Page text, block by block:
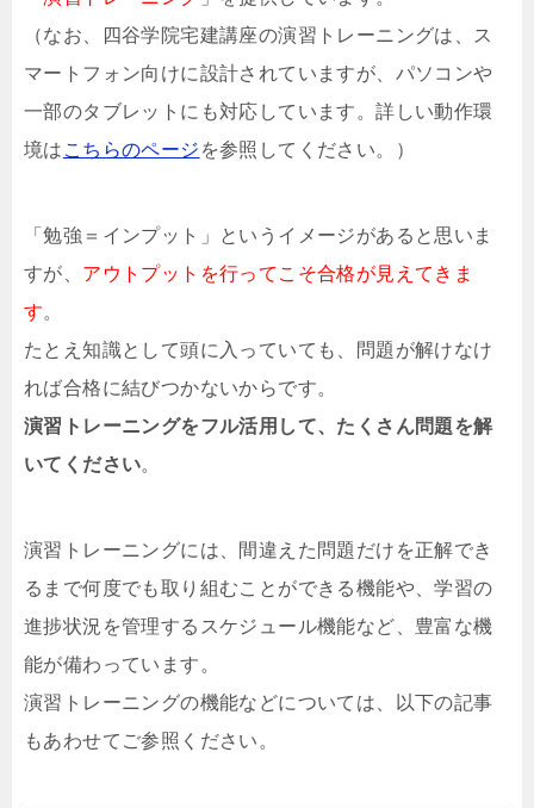
（なお、四谷学院宅建講座の演習トレーニングは、ス
マートフォン向けに設計されていますが、パソコンや
一部のタブレットにも対応しています。詳しい動作環
境は こちらのページ を参照してください。）
「勉強＝インプット」というイメージがあると思いま
すが、 アウトプットを行ってこそ合格が見えてきま
す。
たとえ知識として頭に入っていても、問題が解けなけ
れば合格に結びつかないからです。
演習トレーニングをフル活用して、たくさん問題を解
いてください。
演習トレーニングには、間違えた問題だけを正解でき
るまで何度でも取り組むことができる機能や、学習の
進捗状況を管理するスケジュール機能など、豊富な機
能が備わっています。
演習トレーニングの機能などについては、以下の記事
もあわせてご参照ください。